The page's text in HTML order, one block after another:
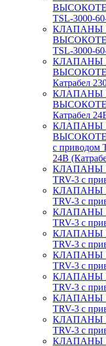
TSL-3000-
КЛАПАНЫ
TSL-3000-
КЛАПАНЫ
Катрабел
КЛАПАНЫ
Катрабел
КЛАПАНЫ
с приводом
24В
КЛАПАНЫ
TRV-3 с
КЛАПАНЫ
TRV-3 с
КЛАПАНЫ
TRV-3 с
КЛАПАНЫ
TRV-3 с
КЛАПАНЫ
TRV-3 с
КЛАПАНЫ
TRV-3 с
КЛАПАНЫ
TRV-3 с
КЛАПАНЫ
TRV-3 с
КЛАПАНЫ